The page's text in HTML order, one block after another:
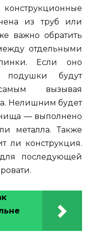
из труб или
важно обратить
отдельными
Если оно
подушки будут
вызывая
Нелишним будет
— выполнено
металла. Также
ли конструкция.
последующей